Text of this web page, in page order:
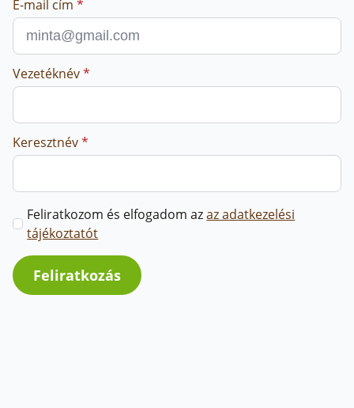
E-mail cím *
Vezetéknév*
Keresztnév*
Marketing
üzenetek
jóváhagyása
*
Feliratkozom és elfogadom azaz adatkezelési
tájékoztatót
Feliratkozás